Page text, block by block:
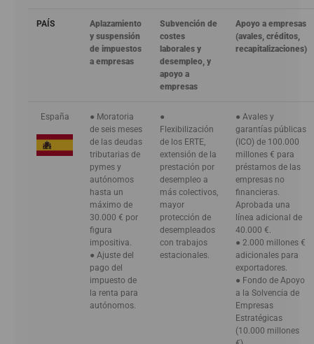
PAÍS
Aplazamiento
y suspensión
de impuestos
a empresas
Subvención de
costes
laborales y
desempleo, y
apoyo a
empresas
Apoyo a empresas
(avales, créditos,
recapitalizaciones)
España
● Moratoria
de seis meses
de las deudas
tributarias de
pymes y
autónomos
hasta un
máximo de
30.000 € por
figura
impositiva.
● Ajuste del
pago del
impuesto de
la renta para
autónomos.
●
Flexibilización
de los ERTE,
extensión de la
prestación por
desempleo a
más colectivos,
mayor
protección de
desempleados
con trabajos
estacionales.
● Avales y
garantías públicas
(ICO) de 100.000
millones € para
préstamos de las
empresas no
financieras.
Aprobada una
línea adicional de
40.000 €.
● 2.000 millones €
adicionales para
exportadores.
● Fondo de Apoyo
a la Solvencia de
Empresas
Estratégicas
(10.000 millones